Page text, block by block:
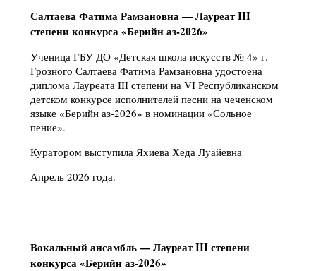
Салтаева Фатима Рамзановна — Лауреат III
степени конкурса «Берийн аз-2026»
Ученица ГБУ ДО «Детская школа искусств № 4» г.
Грозного Салтаева Фатима Рамзановна удостоена
диплома Лауреата III степени на VI Республиканском
детском конкурсе исполнителей песни на чеченском
языке «Берийн аз-2026» в номинации «Сольное
пение».
Куратором выступила Яхиева Хеда Луайевна
Апрель 2026 года.
Вокальный ансамбль — Лауреат III степени
конкурса «Берийн аз-2026»